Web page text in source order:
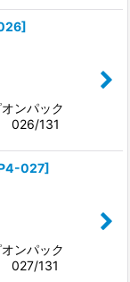
]
ンパック
026/131
027]
ンパック
027/131